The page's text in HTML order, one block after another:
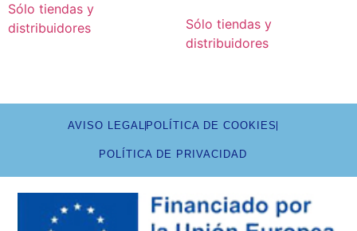
Sólo tiendas y
distribuidores
Sólo tiendas y
distribuidores
AVISO LEGAL POLÍTICA DE COOKIES
POLÍTICA DE PRIVACIDAD